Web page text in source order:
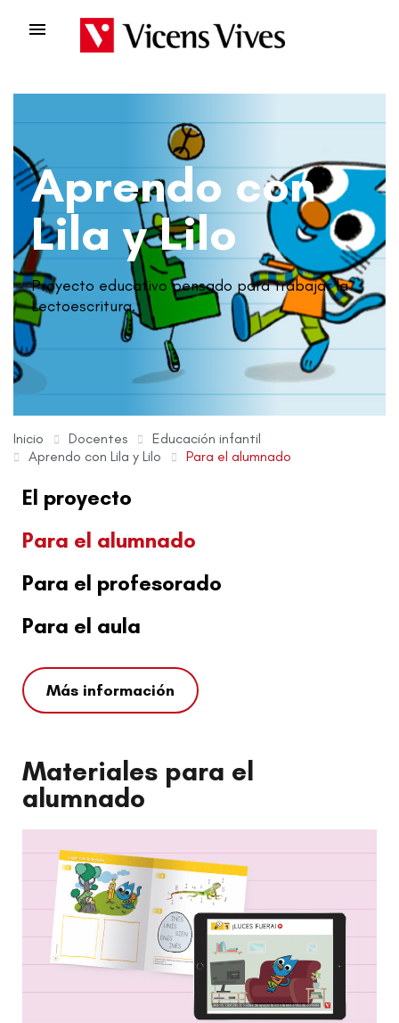

Aprendo con
Lila y Lilo
Proyecto educativo pensado para trabajar la
Lectoescritura.
Inicio Docentes
Educación infantil
Aprendo con Lila y Lilo
Para el alumnado
El proyecto
Para el alumnado
Para el profesorado
Para el aula
Más información
Materiales para el
alumnado